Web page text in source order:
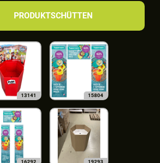
PRODUKTSCHÜTTEN
13141 15804
16292 19293